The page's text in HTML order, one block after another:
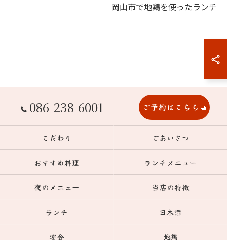
岡山市で地鶏を使ったランチ
086-238-6001 ご予約はこちら
こだわり ごあいさつ
おすすめ料理 ランチメニュー
夜のメニュー 当店の特徴
ランチ 日本酒
宴会 地鶏